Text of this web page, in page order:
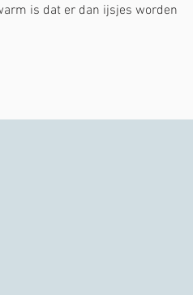
is dat er dan ijsjes worden